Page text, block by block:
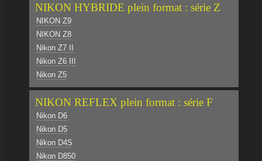
NIKON HYBRIDE plein format : série Z
NIKON Z9
NIKON Z8
Nikon Z7 II
Nikon Z6 III
Nikon Z5
NIKON REFLEX plein format : série F
Nikon D6
Nikon D5
Nikon D4S
Nikon D850